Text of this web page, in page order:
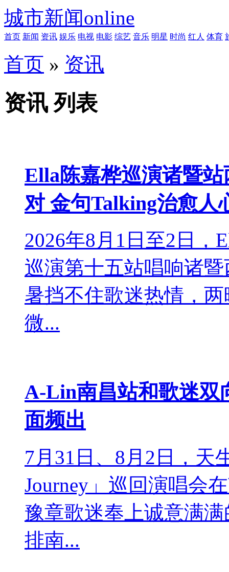
城市新闻online
首页 新闻 资讯 娱乐 电视 电影 综艺 音乐 明星 时尚 红人 体育
首页 » 资讯
资讯 列表
Ella陈嘉桦巡演诸暨
对 金句Talking治愈人
2026年8月1日至2日，
巡演第十五站唱响诸
暑挡不住歌迷热情，
微...
A-Lin南昌站和歌迷双
面频出
7月31日、8月2日，天
Journey」巡回演唱会
豫章歌迷奉上诚意满
排南...